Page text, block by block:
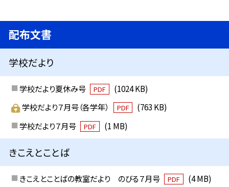
配布文書
学校だより
学校だより夏休み号 PDF
(1024 KB)
学校だより７月号（各学年）
PDF
(763 KB)
学校だより７月号
PDF (1 MB)
きこえとことば
きこえとことばの教室だより のびる７月号 PDF (4 MB)